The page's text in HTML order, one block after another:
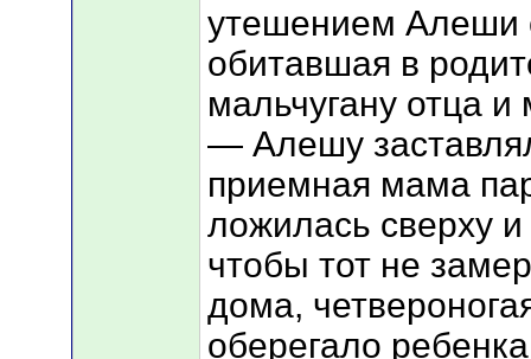
утешением Алеши
обитавшая в
мальчугану отца и
— Алешу
приемная мама
ложилась сверху
чтобы тот не
дома,
оберегало